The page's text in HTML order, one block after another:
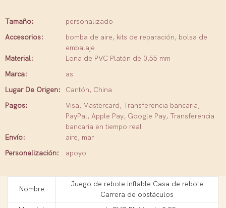
Tamaño:
personalizado
Accesorios:
bomba de aire, kits de reparación, bolsa de
embalaje
Material:
Lona de PVC Platón de 0,55 mm
Marca:
as
Lugar De Origen:
Cantón, China
Pagos:
Visa, Mastercard, Transferencia bancaria,
PayPal, Apple Pay, Google Pay, Transferencia
bancaria en tiempo real
Envío:
aire, mar
Personalización:
apoyo
Nombre
Juego de rebote inflable Casa de rebote
Carrera de obstáculos